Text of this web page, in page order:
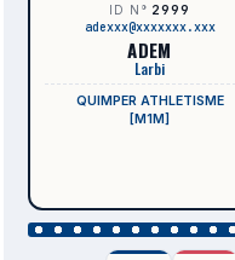
ID N° 2999
adexxx@xxxxxxx.xxx
ADEM
Larbi
QUIMPER ATHLETISME
[M1M]